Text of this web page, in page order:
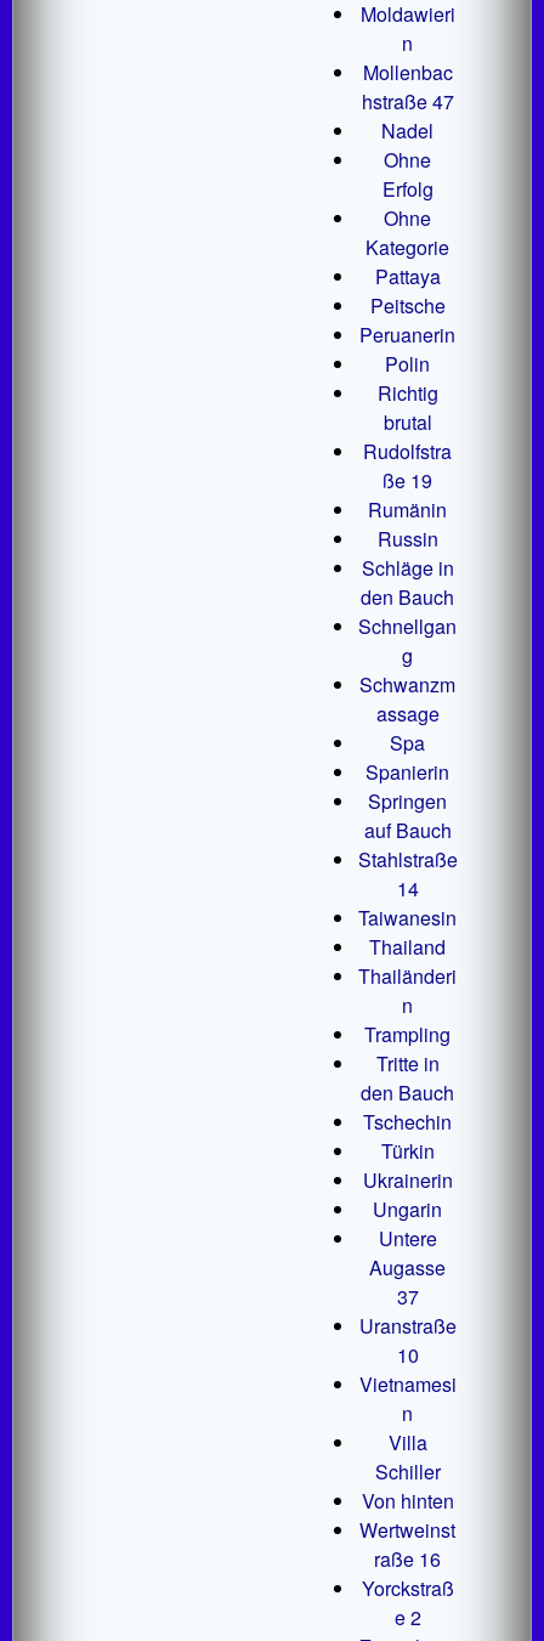
Moldawieri
n
Mollenbac
hstraße 47
Nadel
Ohne
Erfolg
Ohne
Kategorie
Pattaya
Peitsche
Peruanerin
Polin
Richtig
brutal
Rudolfstra
ße 19
Rumänin
Russin
Schläge in
den Bauch
Schnellgan
g
Schwanzm
assage
Spa
Spanierin
Springen
auf Bauch
Stahlstraße
14
Taiwanesin
Thailand
Thailänderi
n
Trampling
Tritte in
den Bauch
Tschechin
Türkin
Ukrainerin
Ungarin
Untere
Augasse
37
Uranstraße
10
Vietnamesi
n
Villa
Schiller
Von hinten
Wertweinst
raße 16
Yorckstraß
e 2